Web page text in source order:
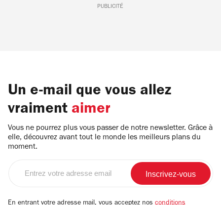
PUBLICITÉ
Un e-mail que vous allez
vraiment aimer
Vous ne pourrez plus vous passer de notre newsletter. Grâce à
elle, découvrez avant tout le monde les meilleurs plans du
moment.
email
En entrant votre adresse mail, vous acceptez nos conditions